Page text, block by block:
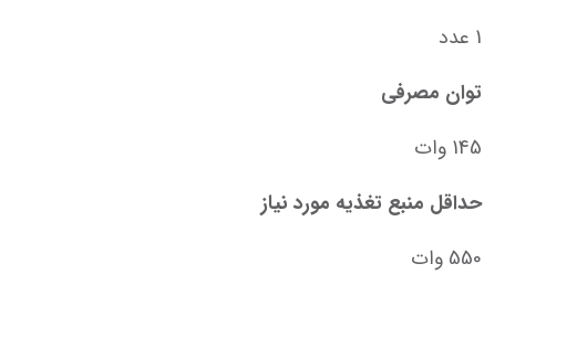
1 عدد
توان مصرفی
145 وات
حداقل منبع تغذیه مورد نیاز
550 وات